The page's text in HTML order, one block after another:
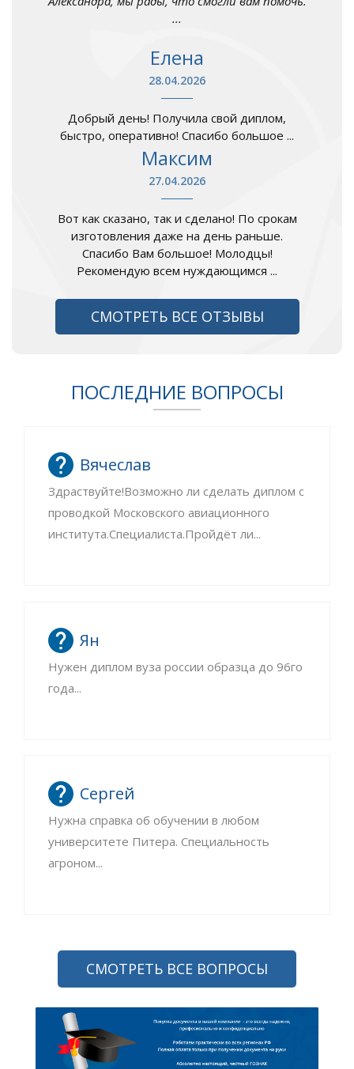
...
Елена
28.04.2026
Добрый день! Получила свой диплом,
быстро, оперативно! Спасибо большое ...
Максим
27.04.2026
Вот как сказано, так и сделано! По срокам
изготовления даже на день раньше.
Спасибо Вам большое! Молодцы!
Рекомендую всем нуждающимся ...
СМОТРЕТЬ ВСЕ ОТЗЫВЫ
ПОСЛЕДНИЕ ВОПРОСЫ
Вячеслав
Здраствуйте!Возможно ли сделать диплом с
проводкой Московского авиационного
института.Специалиста.Пройдёт ли...
Ян
Нужен диплом вуза россии образца до 96го
года...
Сергей
Нужна справка об обучении в любом
университете Питера. Специальность
агроном...
СМОТРЕТЬ ВСЕ ВОПРОСЫ